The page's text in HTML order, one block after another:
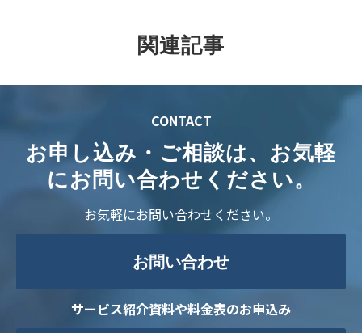
関連記事
CONTACT
お申し込み・ご相談は、お気軽
にお問い合わせください。
お気軽にお問い合わせください。
お問い合わせ
サービス紹介資料や料金表のお申込み